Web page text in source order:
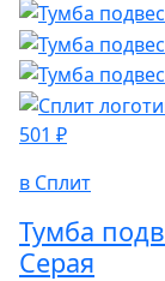
501 ₽
в Сплит
Тумба
Серая